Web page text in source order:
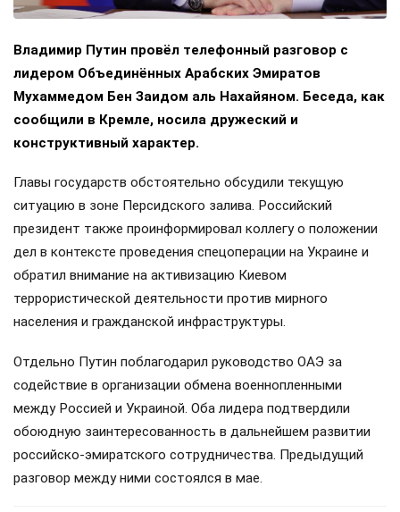
Владимир Путин провёл телефонный разговор с
лидером Объединённых Арабских Эмиратов
Мухаммедом Бен Заидом аль Нахайяном. Беседа, как
сообщили в Кремле, носила дружеский и
конструктивный характер.
Главы государств обстоятельно обсудили текущую
ситуацию в зоне Персидского залива. Российский
президент также проинформировал коллегу о положении
дел в контексте проведения спецоперации на Украине и
обратил внимание на активизацию Киевом
террористической деятельности против мирного
населения и гражданской инфраструктуры.
Отдельно Путин поблагодарил руководство ОАЭ за
содействие в организации обмена военнопленными
между Россией и Украиной. Оба лидера подтвердили
обоюдную заинтересованность в дальнейшем развитии
российско-эмиратского сотрудничества. Предыдущий
разговор между ними состоялся в мае.